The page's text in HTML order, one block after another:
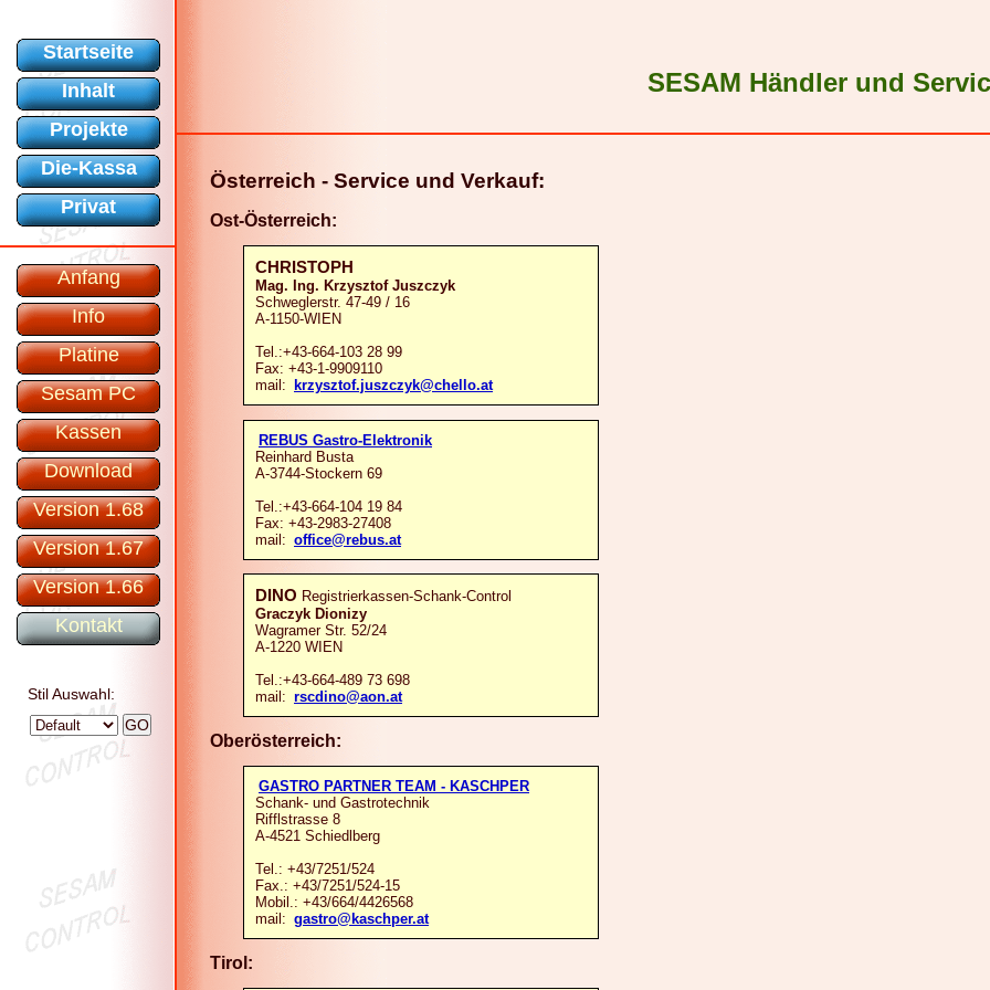
Startseite
Inhalt
Projekte
Die-Kassa
Privat
Anfang
Info
Platine
Sesam PC
Kassen
Download
Version 1.68
Version 1.67
Version 1.66
Kontakt
Stil Auswahl:
SESAM Händler und
Österreich - Service und Verkauf:
Ost-Österreich:
CHRISTOPH
Mag. Ing. Krzysztof Juszczyk
Schweglerstr. 47-49 / 16
A-1150-WIEN
Tel.:+43-664-103 28 99
Fax: +43-1-9909110
mail:
krzysztof.juszczyk@chello.at
REBUS Gastro-Elektronik
Reinhard Busta
A-3744-Stockern 69
Tel.:+43-664-104 19 84
Fax: +43-2983-27408
mail: office@rebus.at
DINO Registrierkassen-Schank-Control
Graczyk Dionizy
Wagramer Str. 52/24
A-1220 WIEN
Tel.:+43-664-489 73 698
mail: rscdino@aon.at
Oberösterreich:
GASTRO PARTNER TEAM - KASCHPER
Schank- und Gastrotechnik
Rifflstrasse 8
A-4521 Schiedlberg
Tel.: +43/7251/524
Fax.: +43/7251/524-15
Mobil.: +43/664/4426568
mail: gastro@kaschper.at
Tirol: